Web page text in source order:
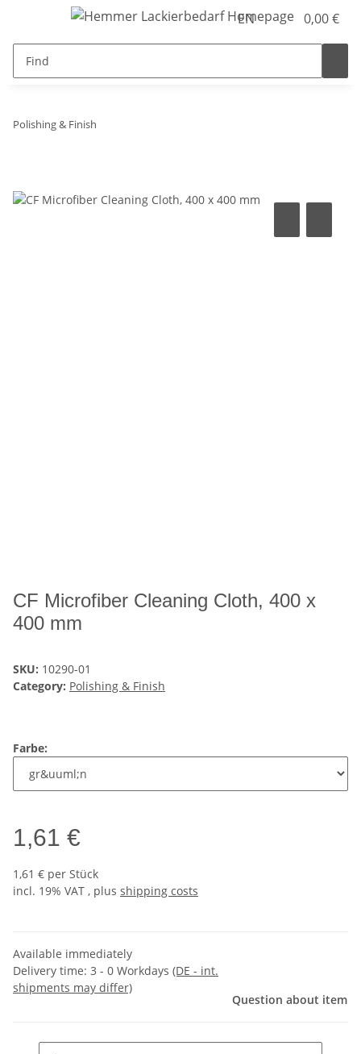
EN 0,00 €
Polishing & Finish
CF Microfiber Cleaning Cloth, 400 x
400 mm
SKU: 10290-01
Category: Polishing & Finish
Farbe:
1,61 €
1,61 € per Stück
incl. 19% VAT , plus shipping costs
Available immediately
Delivery time: 3 - 0 Workdays (DE - int.
shipments may differ)
Question about item